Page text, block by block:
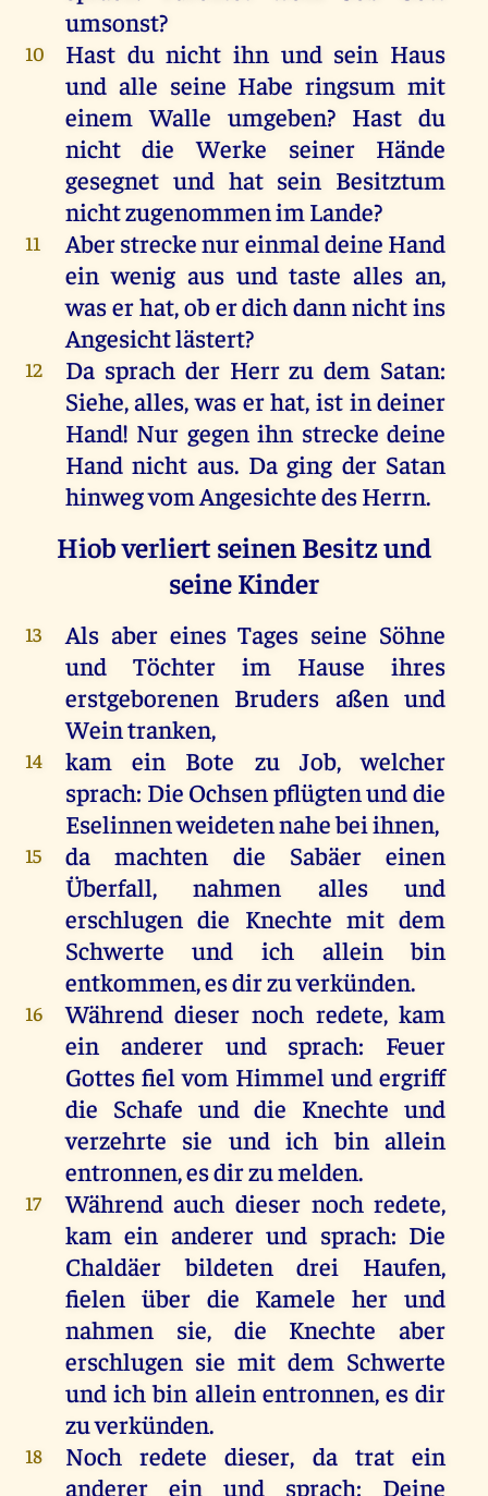
umsonst?
10
Hast du nicht ihn und sein Haus
und alle seine Habe ringsum mit
einem Walle umgeben? Hast du
nicht die Werke seiner Hände
gesegnet und hat sein Besitztum
nicht zugenommen im Lande?
11
Aber strecke nur einmal deine Hand
ein wenig aus und taste alles an,
was er hat, ob er dich dann nicht ins
Angesicht lästert?
12
Da sprach der Herr zu dem Satan:
Siehe, alles, was er hat, ist in deiner
Hand! Nur gegen ihn strecke deine
Hand nicht aus. Da ging der Satan
hinweg vom Angesichte des Herrn.
Hiob verliert seinen Besitz und
seine Kinder
13
Als aber eines Tages seine Söhne
und Töchter im Hause ihres
erstgeborenen Bruders aßen und
Wein tranken,
14
kam ein Bote zu Job, welcher
sprach: Die Ochsen pflügten und die
Eselinnen weideten nahe bei ihnen,
15
da machten die Sabäer einen
Überfall, nahmen alles und
erschlugen die Knechte mit dem
Schwerte und ich allein bin
entkommen, es dir zu verkünden.
16
Während dieser noch redete, kam
ein anderer und sprach: Feuer
Gottes fiel vom Himmel und ergriff
die Schafe und die Knechte und
verzehrte sie und ich bin allein
entronnen, es dir zu melden.
17
Während auch dieser noch redete,
kam ein anderer und sprach: Die
Chaldäer bildeten drei Haufen,
fielen über die Kamele her und
nahmen sie, die Knechte aber
erschlugen sie mit dem Schwerte
und ich bin allein entronnen, es dir
zu verkünden.
18
Noch redete dieser, da trat ein
anderer ein und sprach: Deine